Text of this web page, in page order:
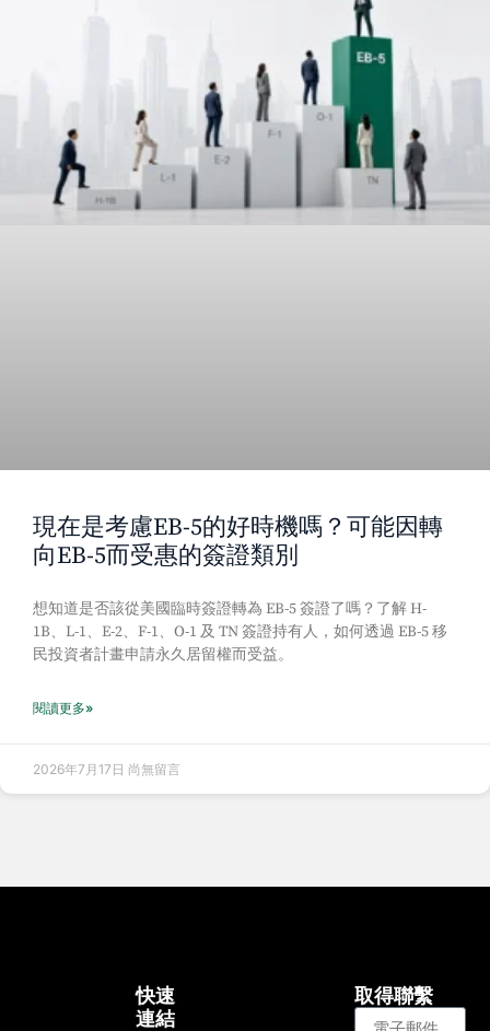
現在是考慮EB-5的好時機嗎？可能因轉
向EB-5而受惠的簽證類別
想知道是否該從美國臨時簽證轉為 EB-5 簽證了嗎？了解 H-
1B、L-1、E-2、F-1、O-1 及 TN 簽證持有人，如何透過 EB-5 移
民投資者計畫申請永久居留權而受益。
閱讀更多»
2026年7月17日 尚無留言
快速
連結
取得聯繫